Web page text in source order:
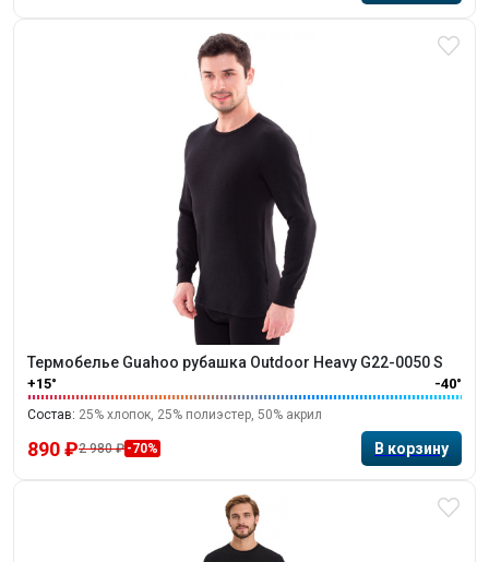
Термобелье Guahoo рубашка Outdoor Heavy G22-0050 S
+15° -40°
Состав: 25% хлопок, 25% полиэстер, 50% акрил
890 ₽2 980 ₽ -70%